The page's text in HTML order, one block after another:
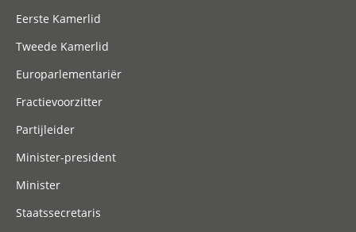
Eerste Kamerlid
Tweede Kamerlid
Europarlementariër
Fractievoorzitter
Partijleider
Minister-president
Minister
Staatssecretaris